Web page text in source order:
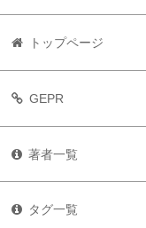
トップページ
GEPR
著者一覧
タグ一覧